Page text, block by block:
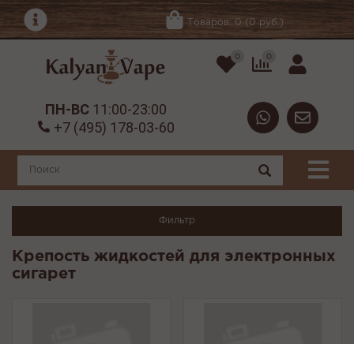
Товаров: 0 (0 руб.)
0 0
ПН-ВС 11:00-23:00
+7 (495) 178-03-60
Фильтр
Крепость жидкостей для электронных
сигарет